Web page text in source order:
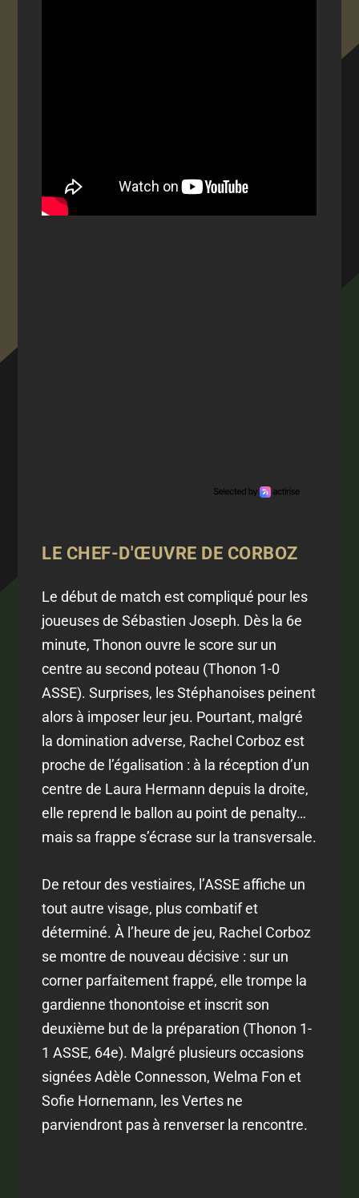
LE CHEF-D'ŒUVRE DE CORBOZ
Le début de match est compliqué pour les
joueuses de Sébastien Joseph. Dès la 6e
minute, Thonon ouvre le score sur un
centre au second poteau (Thonon 1-0
ASSE). Surprises, les Stéphanoises peinent
alors à imposer leur jeu. Pourtant, malgré
la domination adverse, Rachel Corboz est
proche de l’égalisation : à la réception d’un
centre de Laura Hermann depuis la droite,
elle reprend le ballon au point de penalty…
mais sa frappe s’écrase sur la transversale.
De retour des vestiaires, l’ASSE affiche un
tout autre visage, plus combatif et
déterminé. À l’heure de jeu, Rachel Corboz
se montre de nouveau décisive : sur un
corner parfaitement frappé, elle trompe la
gardienne thonontoise et inscrit son
deuxième but de la préparation (Thonon 1-
1 ASSE, 64e). Malgré plusieurs occasions
signées Adèle Connesson, Welma Fon et
Sofie Hornemann, les Vertes ne
parviendront pas à renverser la rencontre.